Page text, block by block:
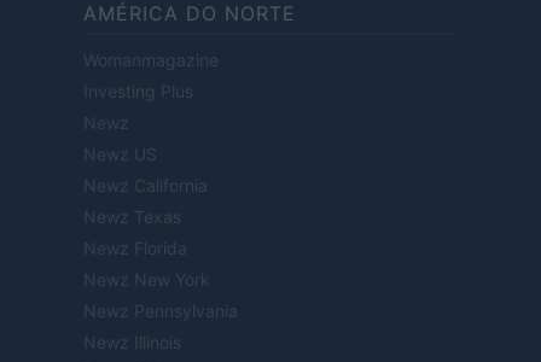
AMÉRICA DO NORTE
Womanmagazine
Investing Plus
Newz
Newz US
Newz California
Newz Texas
Newz Florida
Newz New York
Newz Pennsylvania
Newz Illinois